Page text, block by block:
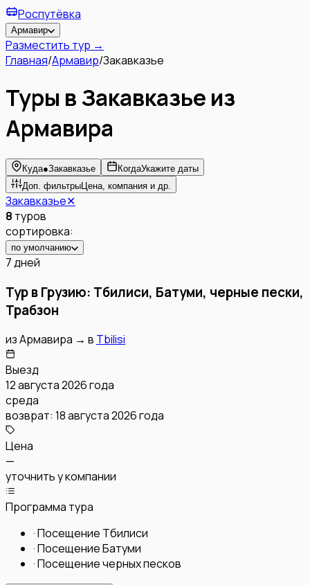
Роспутёвка
Армавир
Разместить тур →
Главная/Армавир/Закавказье
Туры вЗакавказье из
Армавира
Куда●Закавказье КогдаУкажите даты
Доп. фильтры Цена, компания и др.
Закавказье✕
8 туров
сортировка:
по умолчанию
7 дней
Тур в Грузию: Тбилиси, Батуми, черные пески,
Трабзон
изАрмавира → в Tbilisi
Выезд
12 августа 2026 года
среда
возврат: 18 августа 2026 года
Цена
—
уточнить у компании
Программа тура
·Посещение Тбилиси
·Посещение Батуми
·Посещение черных песков